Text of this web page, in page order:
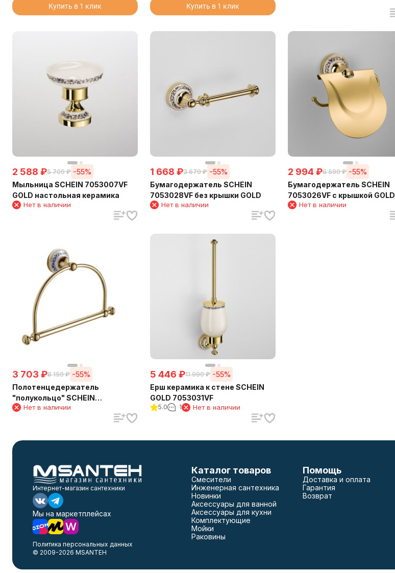
Купить в 1 клик Купить в 1 клик
2 588 ₽5 700 ₽ -55%
Мыльница SCHEIN 7053007VF
GOLD настольная керамика
Нет в наличии
1 668 ₽3 670 ₽ -55%
Бумагодержатель SCHEIN
7053028VF без крышки GOLD
Нет в наличии
2 994 ₽6 590 ₽ -55%
Бумагодержатель SCHEIN
7053026VF с крышкой GOLD
Нет в наличии
3 703 ₽8 150 ₽ -55%
Полотенцедержатель
"полукольцо" SCHEIN
(7053025VF) GOLD
Нет в наличии
5 446 ₽11 990 ₽ -55%
Ерш керамика к стене SCHEIN
GOLD 7053031VF
5.0 1 Нет в наличии
Интернет-магазин сантехники
Мы на маркетплейсах
Каталог товаров
Смесители
Инженерная сантехника
Новинки
Аксессуары для ванной
Аксессуары для кухни
Комплектующие
Мойки
Раковины
Помощь
Доставка и оплата
Гарантия
Возврат
Политика персональных данных
© 2009-2026 MSANTEH